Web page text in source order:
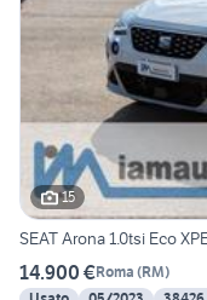
15
SEAT Arona 1.0tsi Eco
14.900 €Roma (RM)